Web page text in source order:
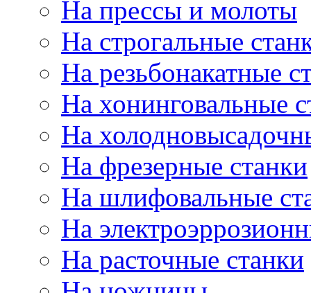
На прессы и молоты
На строгальные
На резьбонакатные
На хонинговальные
На
На фрезерные станки
На шлифовальные
На
На расточные станки